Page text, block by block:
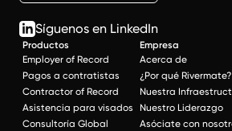
Síguenos en LinkedIn
Productos
Employer of Record
Pagos a contratistas
Contractor of Record
Asistencia para visados
Consultoría Global
Empresa
Acerca de
¿Por qué Rivermate?
Nuestra
Nuestro Liderazgo
Asóciate con